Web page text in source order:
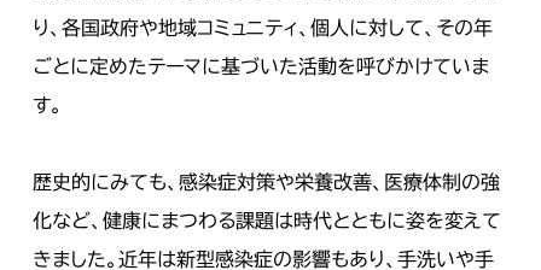
り、各国政府や地域コミュニティ、個人に対して、その年
ごとに定めたテーマに基づいた活動を呼びかけていま
す。
歴史的にみても、感染症対策や栄養改善、医療体制の強
化など、健康にまつわる課題は時代とともに姿を変えて
きました。近年は新型感染症の影響もあり、手洗いや手